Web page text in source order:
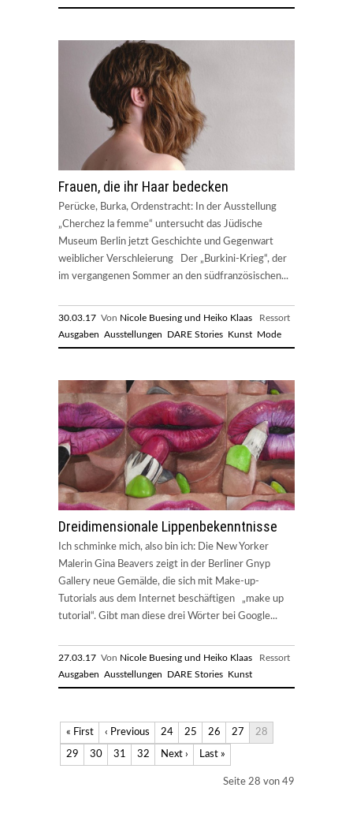
Frauen, die ihr Haar bedecken
Perücke, Burka, Ordenstracht: In der Ausstellung
„Cherchez la femme“ untersucht das Jüdische
Museum Berlin jetzt Geschichte und Gegenwart
weiblicher Verschleierung Der „Burkini-Krieg“, der
im vergangenen Sommer an den südfranzösischen...
30.03.17 Von Nicole Buesing und Heiko Klaas Ressort
Ausgaben Ausstellungen DARE Stories Kunst Mode
Dreidimensionale Lippenbekenntnisse
Ich schminke mich, also bin ich: Die New Yorker
Malerin Gina Beavers zeigt in der Berliner Gnyp
Gallery neue Gemälde, die sich mit Make-up-
Tutorials aus dem Internet beschäftigen „make up
tutorial“. Gibt man diese drei Wörter bei Google...
27.03.17 Von Nicole Buesing und Heiko Klaas Ressort
Ausgaben Ausstellungen DARE Stories Kunst
« First ‹ Previous 24 25 26 27 28
29 30 31 32 Next › Last »
Seite 28 von 49